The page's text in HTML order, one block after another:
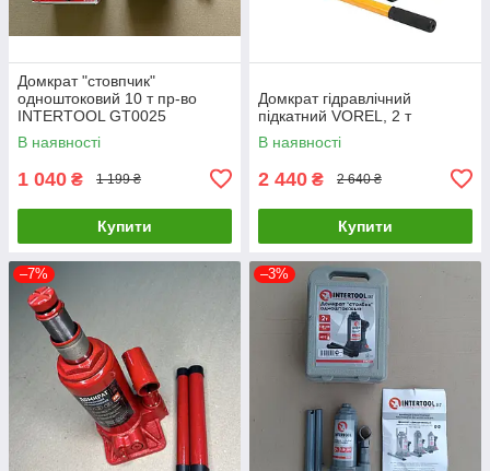
Домкрат "стовпчик"
одноштоковий 10 т пр-во
INTERTOOL GT0025
В наявності
1 040 ₴ 1 199 ₴
Купити
Домкрат гідравлічний
підкатний VOREL, 2 т
В наявності
2 440 ₴ 2 640 ₴
Купити
–7% –3%